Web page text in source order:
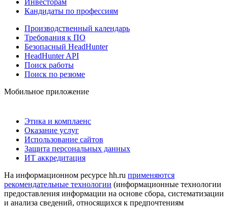
Кандидаты по профессиям
Производственный календарь
Требования к ПО
Безопасный HeadHunter
HeadHunter API
Поиск работы
Поиск по резюме
Мобильное приложение
Этика и комплаенс
Оказание услуг
Использование сайтов
Защита персональных данных
ИТ аккредитация
На информационном ресурсе hh.ru применяются
рекомендательные технологии (информационные технологии
предоставления информации на основе сбора, систематизации
и анализа сведений, относящихся к предпочтениям